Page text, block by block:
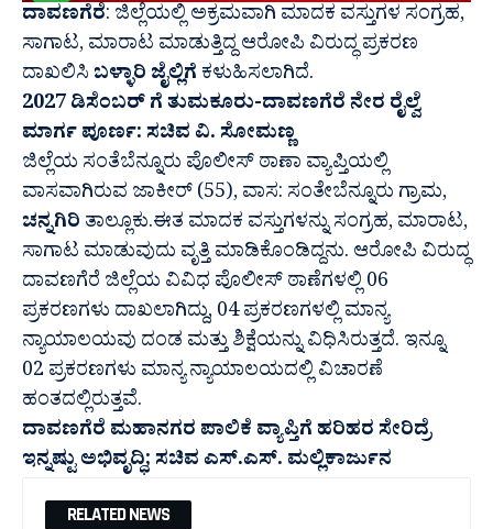
ದಾವಣಗೆರೆ: ಜಿಲ್ಲೆಯಲ್ಲಿ ಅಕ್ರಮವಾಗಿ ಮಾದಕ ವಸ್ತುಗಳ ಸಂಗ್ರಹ,
ಸಾಗಾಟ, ಮಾರಾಟ ಮಾಡುತ್ತಿದ್ದ ಆರೋಪಿ ವಿರುದ್ಧ ಪ್ರಕರಣ
ದಾಖಲಿಸಿ ಬಳ್ಳಾರಿ ಜೈಲ್ಲಿಗೆ ಕಳುಹಿಸಲಾಗಿದೆ.
2027 ಡಿಸೆಂಬರ್ ಗೆ ತುಮಕೂರು-ದಾವಣಗೆರೆ ನೇರ ರೈಲ್ವೆ
ಮಾರ್ಗ ಪೂರ್ಣ: ಸಚಿವ ವಿ. ಸೋಮಣ್ಣ
ಜಿಲ್ಲೆಯ ಸಂತೆಬೆನ್ನೂರು ಪೊಲೀಸ್ ಠಾಣಾ ವ್ಯಾಪ್ತಿಯಲ್ಲಿ
ವಾಸವಾಗಿರುವ ಜಾಕೀರ್ (55), ವಾಸ: ಸಂತೇಬೆನ್ನೂರು ಗ್ರಾಮ,
ಚನ್ನಗಿರಿ ತಾಲ್ಲೂಕು.ಈತ ಮಾದಕ ವಸ್ತುಗಳನ್ನು ಸಂಗ್ರಹ, ಮಾರಾಟ,
ಸಾಗಾಟ ಮಾಡುವುದು ವೃತ್ತಿ ಮಾಡಿಕೊಂಡಿದ್ದನು. ಆರೋಪಿ ವಿರುದ್ಧ
ದಾವಣಗೆರೆ ಜಿಲ್ಲೆಯ ವಿವಿಧ ಪೊಲೀಸ್ ಠಾಣೆಗಳಲ್ಲಿ 06
ಪ್ರಕರಣಗಳು ದಾಖಲಾಗಿದ್ದು, 04 ಪ್ರಕರಣಗಳಲ್ಲಿ ಮಾನ್ಯ
ನ್ಯಾಯಾಲಯವು ದಂಡ ಮತ್ತು ಶಿಕ್ಷೆಯನ್ನು ವಿಧಿಸಿರುತ್ತದೆ. ಇನ್ನೂ
02 ಪ್ರಕರಣಗಳು ಮಾನ್ಯ ನ್ಯಾಯಾಲಯದಲ್ಲಿ ವಿಚಾರಣೆ
ಹಂತದಲ್ಲಿರುತ್ತವೆ.
ದಾವಣಗೆರೆ ಮಹಾನಗರ ಪಾಲಿಕೆ ವ್ಯಾಪ್ತಿಗೆ ಹರಿಹರ ಸೇರಿದ್ರೆ
ಇನ್ನಷ್ಟು ಅಭಿವೃದ್ಧಿ; ಸಚಿವ ಎಸ್.ಎಸ್. ಮಲ್ಲಿಕಾರ್ಜುನ
RELATED NEWS